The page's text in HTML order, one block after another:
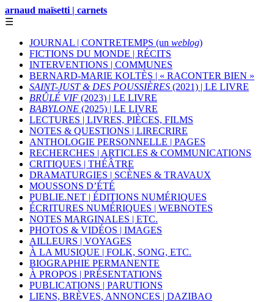
arnaud maïsetti | carnets
☰
JOURNAL | CONTRETEMPS (un weblog)
FICTIONS DU MONDE | RÉCITS
INTERVENTIONS | COMMUNES
BERNARD-MARIE KOLTÈS | « RACONTER BIEN »
SAINT-JUST & DES POUSSIÈRES (2021) | LE LIVRE
BRÛLÉ VIF (2023) | LE LIVRE
BABYLONE (2025) | LE LIVRE
LECTURES | LIVRES, PIÈCES, FILMS
NOTES & QUESTIONS | LIRECRIRE
ANTHOLOGIE PERSONNELLE | PAGES
RECHERCHES | ARTICLES & COMMUNICATIONS
CRITIQUES | THÉÂTRE
DRAMATURGIES | SCÈNES & TRAVAUX
MOUSSONS D’ÉTÉ
PUBLIE.NET | ÉDITIONS NUMÉRIQUES
ÉCRITURES NUMÉRIQUES | WEBNOTES
NOTES MARGINALES | ETC.
PHOTOS & VIDÉOS | IMAGES
AILLEURS | VOYAGES
À LA MUSIQUE | FOLK, SONG, ETC.
BIOGRAPHIE PERMANENTE
À PROPOS | PRÉSENTATIONS
PUBLICATIONS | PARUTIONS
LIENS, BRÈVES, ANNONCES | DAZIBAO